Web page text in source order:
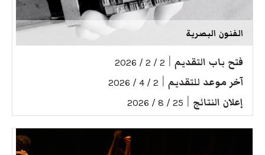
الفنون البصرية
فتح باب التقديم 2 / 2 / 2026
آخر موعد للتقديم 2 / 4 / 2026
إعلان النتائج 25 / 8 / 2026